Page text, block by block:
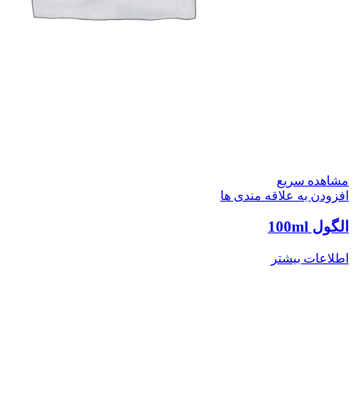
مشاهده سریع
افزودن به علاقه مندی ها
الگول 100ml
اطلاعات بیشتر